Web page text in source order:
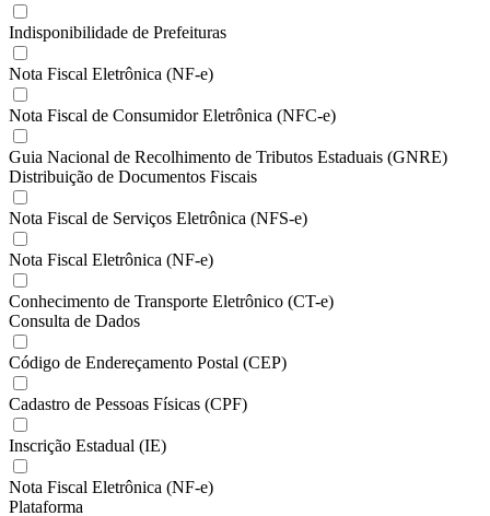
Indisponibilidade de Prefeituras
Nota Fiscal Eletrônica (NF-e)
Nota Fiscal de Consumidor Eletrônica (NFC-e)
Guia Nacional de Recolhimento de Tributos Estaduais (GNRE)
Distribuição de Documentos Fiscais
Nota Fiscal de Serviços Eletrônica (NFS-e)
Nota Fiscal Eletrônica (NF-e)
Conhecimento de Transporte Eletrônico (CT-e)
Consulta de Dados
Código de Endereçamento Postal (CEP)
Cadastro de Pessoas Físicas (CPF)
Inscrição Estadual (IE)
Nota Fiscal Eletrônica (NF-e)
Plataforma